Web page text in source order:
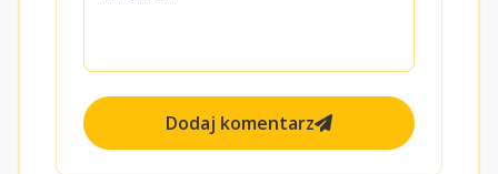
Dodaj komentarz